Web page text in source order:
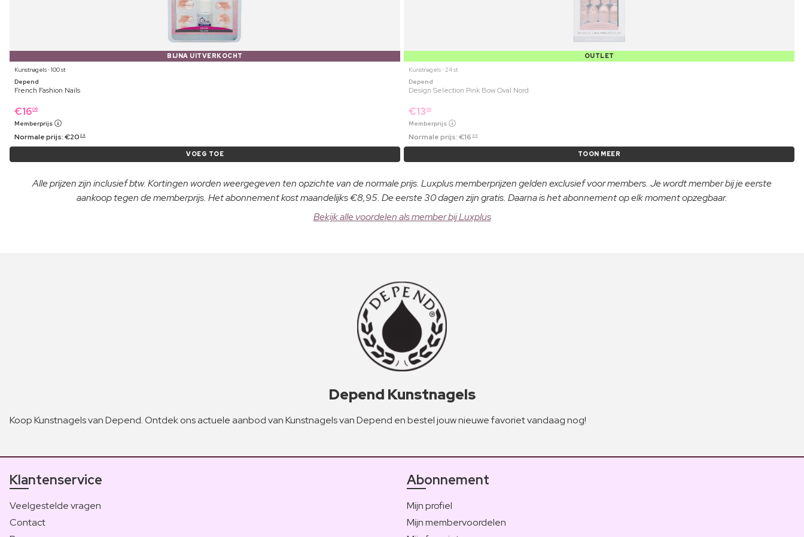
BIJNA UITVERKOCHT
Kunstnagels ⋅ 100 st
Depend
French Fashion Nails
€1609
Memberprijs
Normale prijs:€20 29
VOEG TOE
OUTLET
Kunstnagels ⋅ 24 st
Depend
Design Selection Pink Bow Oval Nord
€13 69
Memberprijs
Normale prijs:€16 99
TOON MEER
Alle prijzen zijn inclusief btw. Kortingen worden weergegeven ten opzichte van de normale prijs. Luxplus memberprijzen gelden exclusief voor members. Je wordt member bij je eerste
aankoop tegen de memberprijs. Het abonnement kost maandelijks €8,95. De eerste 30 dagen zijn gratis. Daarna is het abonnement op elk moment opzegbaar.
Bekijk alle voordelen als member bij Luxplus
Depend Kunstnagels
Koop Kunstnagels van Depend. Ontdek ons actuele aanbod van Kunstnagels van Depend en bestel jouw nieuwe favoriet vandaag nog!
Klantenservice
Veelgestelde vragen
Contact
Abonnement
Mijn profiel
Mijn membervoordelen